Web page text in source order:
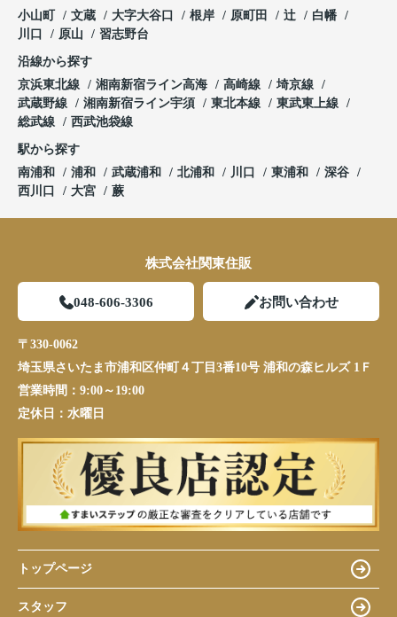
小山町
文蔵 大字大谷口 根岸 原町田 辻
白幡
川口
原山 習志野台
沿線から探す
京浜東北線
湘南新宿ライン高海 高崎線
埼京線
武蔵野線
湘南新宿ライン宇須 東北本線
東武東上線
総武線
西武池袋線
駅から探す
南浦和
浦和 武蔵浦和 北浦和 川口 東浦和
深谷
西川口
大宮 蕨
株式会社関東住販
048-606-3306 お問い合わせ
〒330-0062
埼玉県さいたま市浦和区仲町４丁目3番10号 浦和の森ヒルズ 1Ｆ
営業時間： 9:00～19:00
定休日： 水曜日
トップページ
スタッフ